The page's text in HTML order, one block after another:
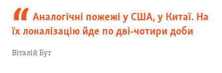
Аналогічні пожежі у США, у Китаї. На
їх локалізацію йде по дві-чотири доби
Віталій Бут